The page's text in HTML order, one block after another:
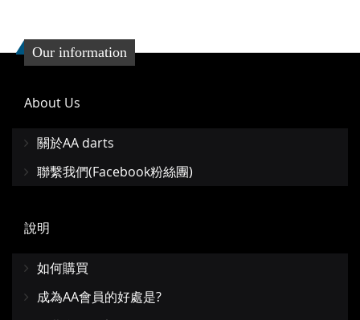
Our information
About Us
關於AA darts
聯繫我們(Facebook粉絲團)
說明
如何購買
成為AA會員的好處是?